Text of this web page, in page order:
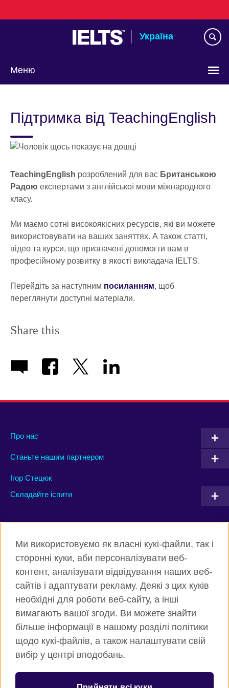
to
Україна
Меню
language
Підтримка від TeachingEnglish
TeachingEnglish розроблений для вас Британською
Радою експертами з англійської мови міжнародного
класу.
Ми маємо сотні високоякісних ресурсів, які ви можете
використовувати на ваших заняттях. А також статті,
відео та курси, що призначені допомогти вам в
професійному розвитку в якості викладача IELTS.
Перейдіть за наступним посиланням, щоб
переглянути доступні матеріали.
Share this
Про нас
Станьте нашим партнером
Ігор Стецюк
Складайте іспити
Connect with us
Facebook Twitter
Instagram Flickr
TikTok YouTube
Всесвітня Британська Рада
Приватність та умови користування
Куки
Ми використовуємо як власні кукі-файли, так і
сторонні куки, аби персоналізувати веб-
контент, аналізувати відвідування наших веб-
сайтів і адаптувати рекламу. Деякі з цих куків
необхідні для роботи веб-сайту, а інші
вимагають вашої згоди. Ви можете знайти
більше інформації в нашому розділі політики
щодо кукі-файлів, а також налаштувати свій
вибір у центрі вподобань.